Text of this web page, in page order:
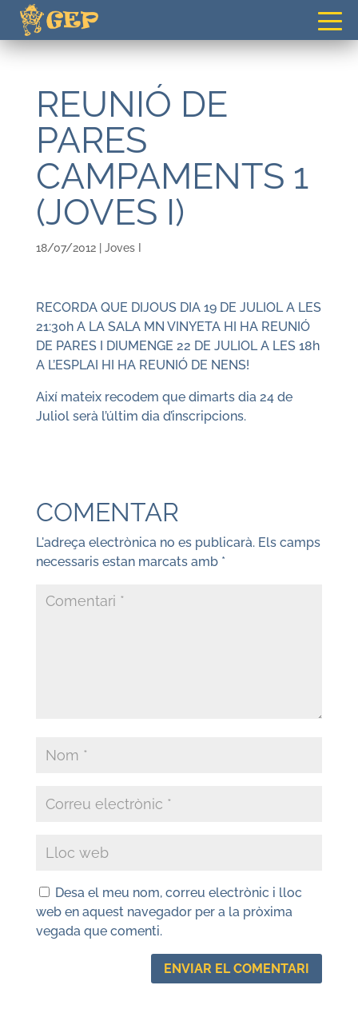
REUNIÓ DE
PARES
CAMPAMENTS 1
(JOVES I)
18/07/2012| Joves I
RECORDA QUE DIJOUS DIA 19 DE JULIOL A LES
21:30h A LA SALA MN VINYETA HI HA REUNIÓ
DE PARES I DIUMENGE 22 DE JULIOL A LES 18h
A L’ESPLAI HI HA REUNIÓ DE NENS!
Així mateix recodem que dimarts dia 24 de
Juliol serà l’últim dia d’inscripcions.
COMENTAR
L'adreça electrònica no es publicarà. Els camps
necessaris estan marcats amb *
Desa el meu nom, correu electrònic i lloc
web en aquest navegador per a la pròxima
vegada que comenti.